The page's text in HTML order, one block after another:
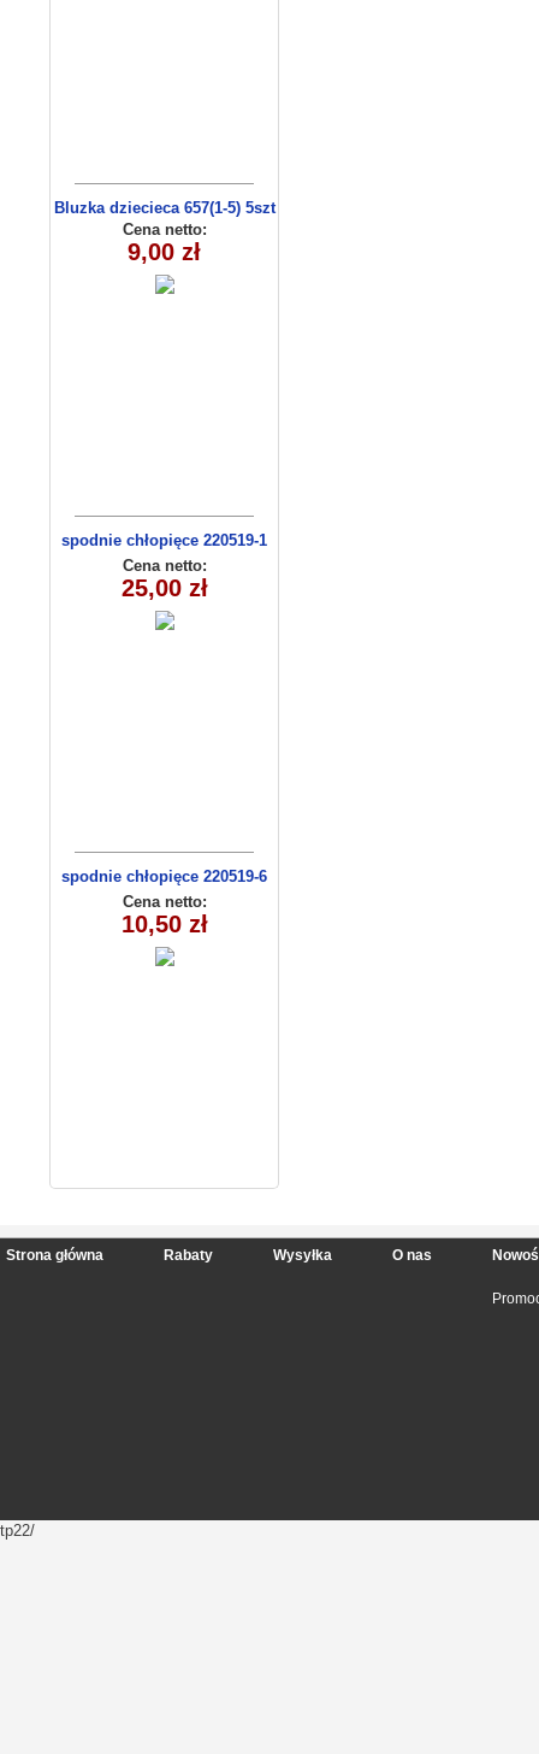
Bluzka dziecieca 657(1-5) 5szt
Cena netto:
9,00 zł
spodnie chłopięce 220519-1
(1-6) 5szt
Cena netto:
25,00 zł
spodnie chłopięce 220519-6
(1- 4) 4 szt
Cena netto:
10,50 zł
Strona główna Rabaty Wysyłka O nas
tp22/